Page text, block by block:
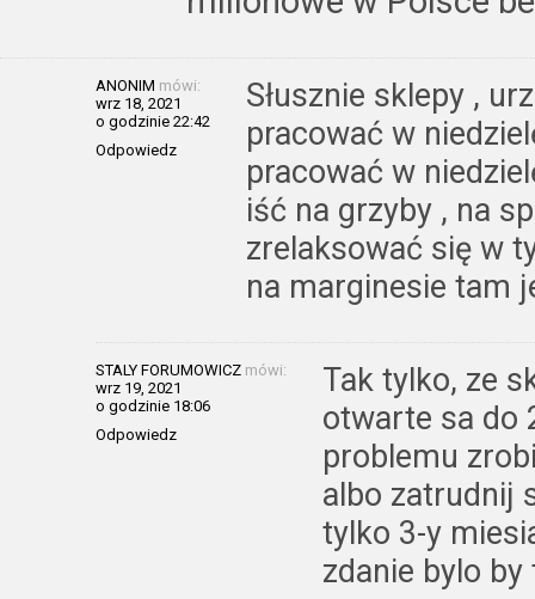
ANONIM mówi:
wrz 18, 2021
o godzinie 22:42
Odpowiedz
Słusznie sklepy ,
pracować w
pracować w
iść na grzyby , na
zrelaksować się w
na marginesie tam
STALY FORUMOWICZ mówi:
wrz 19, 2021
o godzinie 18:06
Odpowiedz
Tak tylko, ze
otwarte sa do
problemu
albo zatrudnij
tylko 3-y
zdanie bylo